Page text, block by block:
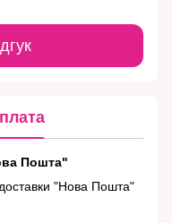
Пошта"
"Нова Пошта"